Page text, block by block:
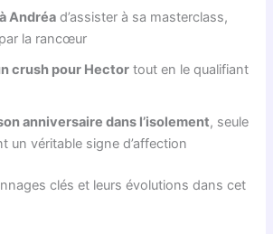
Andréa d’assister à sa masterclass,
la rancœur
crush pour Hector tout en le qualifiant
anniversaire dans l’isolement, seule
un véritable signe d’affection
clés et leurs évolutions dans cet